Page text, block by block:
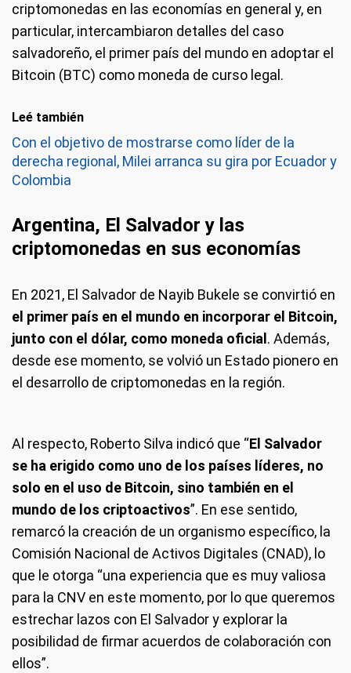
criptomonedas en las economías en general y, en
particular, intercambiaron detalles del caso
salvadoreño, el primer país del mundo en adoptar el
Bitcoin (BTC) como moneda de curso legal.
Leé también
Con el objetivo de mostrarse como líder de la
derecha regional, Milei arranca su gira por Ecuador y
Colombia
Argentina, El Salvador y las
criptomonedas en sus economías
En 2021, El Salvador de Nayib Bukele se convirtió en
el primer país en el mundo en incorporar el Bitcoin,
junto con el dólar, como moneda oficial . Además,
desde ese momento, se volvió un Estado pionero en
el desarrollo de criptomonedas en la región.
Al respecto, Roberto Silva indicó que “El Salvador
se ha erigido como uno de los países líderes, no
solo en el uso de Bitcoin, sino también en el
mundo de los criptoactivos”. En ese sentido,
remarcó la creación de un organismo específico, la
Comisión Nacional de Activos Digitales (CNAD), lo
que le otorga “una experiencia que es muy valiosa
para la CNV en este momento, por lo que queremos
estrechar lazos con El Salvador y explorar la
posibilidad de firmar acuerdos de colaboración con
ellos”.